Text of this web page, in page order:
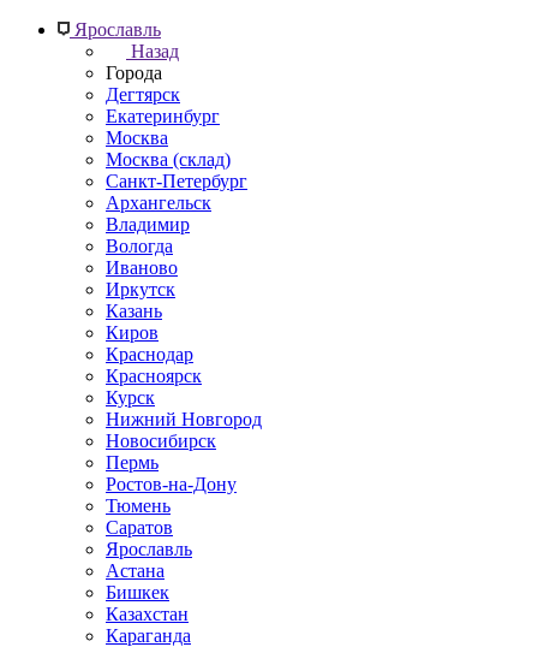
Ярославль
Назад
Города
Дегтярск
Екатеринбург
Москва
Москва (склад)
Санкт-Петербург
Архангельск
Владимир
Вологда
Иваново
Иркутск
Казань
Киров
Краснодар
Красноярск
Курск
Нижний Новгород
Новосибирск
Пермь
Ростов-на-Дону
Тюмень
Саратов
Ярославль
Астана
Бишкек
Казахстан
Караганда